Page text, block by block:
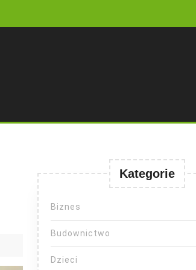
Kategorie
Biznes
Budownictwo
Dzieci